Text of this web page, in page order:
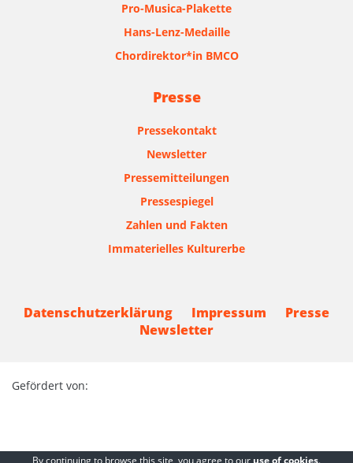
Pro-Musica-Plakette
Hans-Lenz-Medaille
Chordirektor*in BMCO
Presse
Pressekontakt
Newsletter
Pressemitteilungen
Pressespiegel
Zahlen und Fakten
Immaterielles Kulturerbe
Datenschutzerklärung Impressum
Presse
Newsletter
Gefördert von:
By continuing to browse this site, you agree to our use of cookies.